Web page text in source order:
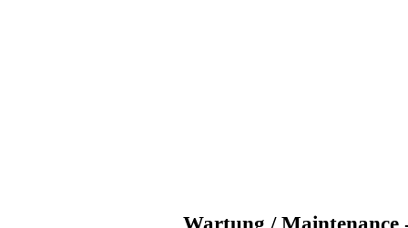
Wartung / Maintenance